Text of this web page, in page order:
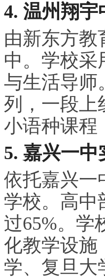
4. 温州翔宇
由新东方教
中。学校采
与生活导师
列，一段上
小语种课程
5. 嘉兴一中
依托嘉兴一
学校。高中
过65%。学
化教学设施
学、复旦大